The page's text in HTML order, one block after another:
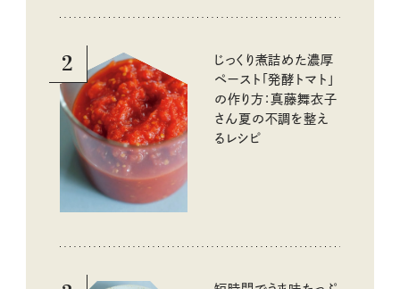
2
じっくり煮詰めた濃厚
ペースト「発酵トマト」
の作り方：真藤舞衣子
さん夏の不調を整え
るレシピ